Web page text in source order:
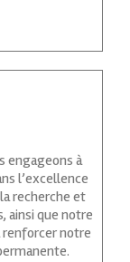
engageons à
l’excellence
recherche et
ainsi que notre
notre